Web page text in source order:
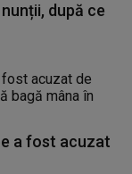
după ce
a fost acuzat